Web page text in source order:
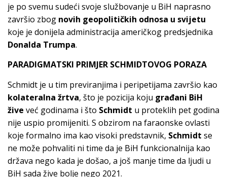
je po svemu sudeći svoje službovanje u BiH naprasno
završio zbog novih geopolitičkih odnosa u svijetu
koje je donijela administracija američkog predsjednika
Donalda Trumpa.
PARADIGMATSKI PRIMJER SCHMIDTOVOG PORAZA
Schmidt je u tim previranjima i peripetijama završio kao
kolateralna žrtva, što je pozicija koju građani BiH
žive već godinama i što Schmidt u proteklih pet godina
nije uspio promijeniti. S obzirom na faraonske ovlasti
koje formalno ima kao visoki predstavnik, Schmidt se
ne može pohvaliti ni time da je BiH funkcionalnija kao
država nego kada je došao, a još manje time da ljudi u
BiH sada žive bolje nego 2021.